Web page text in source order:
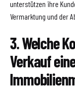
unterstützen ihre
Vermarktung und der
3. Welche
Verkauf